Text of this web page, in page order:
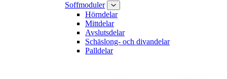
Soffmoduler
Hörndelar
Mittdelar
Avslutsdelar
Schäslong- och divandelar
Palldelar